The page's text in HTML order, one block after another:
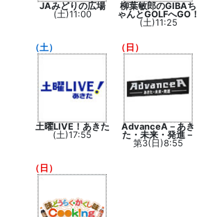
JAみどりの広場
(土)11:00
柳葉敏郎のGIBAち
ゃんとGOLFへGO！
(土)11:25
（土）
土曜LIVE！あきた
(土)17:55
（日）
AdvanceA－あき
た・未来・発進－
第3(日)8:55
（日）